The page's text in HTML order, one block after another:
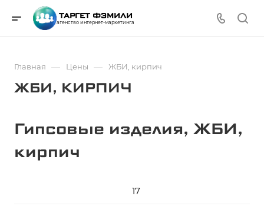
ТАРГЕТ ФЭМИЛИ
агенство интернет-маркетинга
Главная — Цены — ЖБИ, кирпич
ЖБИ, КИРПИЧ
Гипсовые изделия, ЖБИ,
кирпич
17